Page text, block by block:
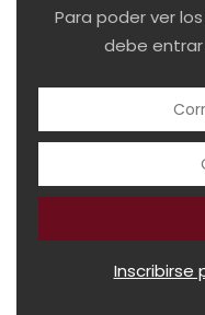
Para poder ver
debe entrar
Inscribirse